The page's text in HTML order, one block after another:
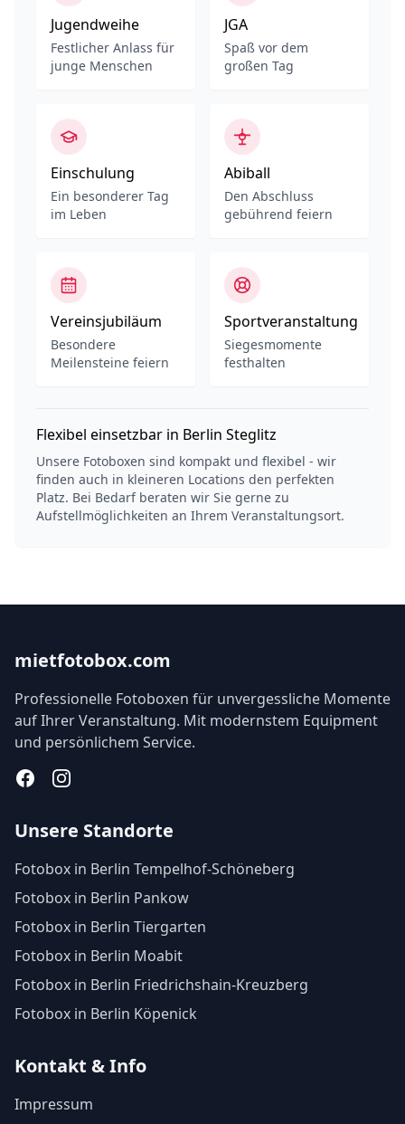
Jugendweihe
Festlicher Anlass für
junge Menschen
JGA
Spaß vor dem
großen Tag
Einschulung
Ein besonderer Tag
im Leben
Abiball
Den Abschluss
gebührend feiern
Vereinsjubiläum
Besondere
Meilensteine feiern
Sportveranstaltung
Siegesmomente
festhalten
Flexibel einsetzbar in Berlin Steglitz
Unsere Fotoboxen sind kompakt und flexibel - wir
finden auch in kleineren Locations den perfekten
Platz. Bei Bedarf beraten wir Sie gerne zu
Aufstellmöglichkeiten an Ihrem Veranstaltungsort.
mietfotobox.com
Professionelle Fotoboxen für unvergessliche Momente
auf Ihrer Veranstaltung. Mit modernstem Equipment
und persönlichem Service.
FacebookInstagram
Unsere Standorte
Fotobox in Berlin Tempelhof-Schöneberg
Fotobox in Berlin Pankow
Fotobox in Berlin Tiergarten
Fotobox in Berlin Moabit
Fotobox in Berlin Friedrichshain-Kreuzberg
Fotobox in Berlin Köpenick
Kontakt & Info
Impressum